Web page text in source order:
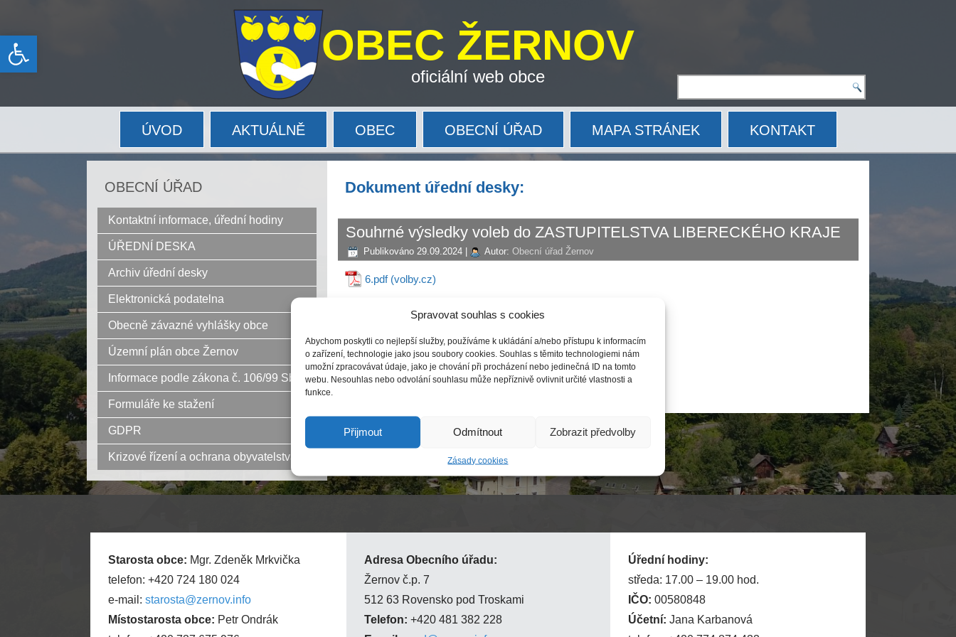
Open toolbar
Spravovat souhlas s cookies
Abychom poskytli co nejlepší služby, používáme k ukládání a/nebo přístupu k informacím
o zařízení, technologie jako jsou soubory cookies. Souhlas s těmito technologiemi nám
umožní zpracovávat údaje, jako je chování při procházení nebo jedinečná ID na tomto
webu. Nesouhlas nebo odvolání souhlasu může nepříznivě ovlivnit určité vlastnosti a
funkce.
Přijmout Odmítnout Zobrazit předvolby
Zásady cookies
OBEC ŽERNOV
oficiální web obce
ÚVOD AKTUÁLNĚ OBEC OBECNÍ ÚŘAD MAPA STRÁNEK KONTAKT
OBECNÍ ÚŘAD
Kontaktní informace, úřední hodiny
ÚŘEDNÍ DESKA
Archiv úřední desky
Elektronická podatelna
Obecně závazné vyhlášky obce
Územní plán obce Žernov
Informace podle zákona č. 106/99 Sb.
Formuláře ke stažení
GDPR
Krizové řízení a ochrana obyvatelstva
Dokument úřední desky:
Souhrné výsledky voleb do ZASTUPITELSTVA LIBERECKÉHO KRAJE
Publikováno 29.09.2024 Autor: Obecní úřad Žernov
6.pdf (volby.cz)
Datum vyvěšení Datum sejmutí
Starosta obce: Mgr. Zdeněk Mrkvička
telefon: +420 724 180 024
e-mail: starosta@zernov.info
Místostarosta obce: Petr Ondrák
Adresa Obecního úřadu:
Žernov č.p. 7
512 63 Rovensko pod Troskami
Telefon: +420 481 382 228
Úřední hodiny:
středa: 17.00 – 19.00 hod.
IČO: 00580848
Účetní: Jana Karbanová